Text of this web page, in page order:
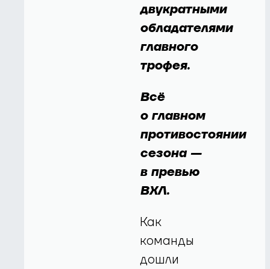
двукратными
обладателями
главного
трофея.
Всё
о главном
противостоянии
сезона —
в превью
ВХЛ.
Как
команды
дошли